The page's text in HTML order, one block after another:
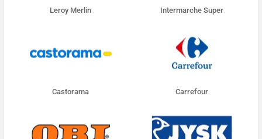
Leroy Merlin Intermarche Super
Castorama Carrefour